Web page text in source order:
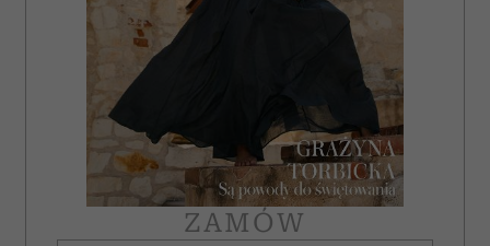
ZAMÓW